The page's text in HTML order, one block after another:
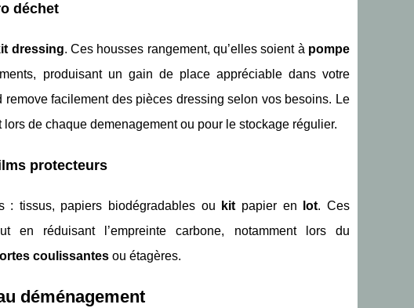
déchet
dressing. Ces housses rangement, qu’elles soient à pompe
produisant un gain de place appréciable dans votre
remove facilement des pièces dressing selon vos besoins. Le
de chaque demenagement ou pour le stockage régulier.
protecteurs
: tissus, papiers biodégradables ou kit papier en lot. Ces
en réduisant l’empreinte carbone, notamment lors du
coulissantes ou étagères.
déménagement